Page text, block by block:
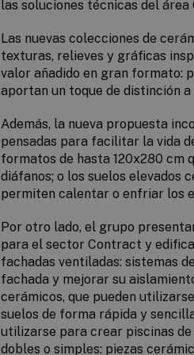
las soluciones técnicas del
Las nuevas colecciones de
texturas, relieves y gráficas
valor añadido en gran formato:
aportan un toque de distinción
Además, la nueva propuesta
pensadas para facilitar la vida
formatos de hasta 120x280 cm
diáfanos; o los suelos elevados
permiten calentar o enfriar los
Por otro lado, el grupo
para el sector Contract y
fachadas ventiladas: sistemas
fachada y mejorar su
cerámicos, que pueden
suelos de forma rápida y
utilizarse para crear piscinas
dobles o simples: piezas